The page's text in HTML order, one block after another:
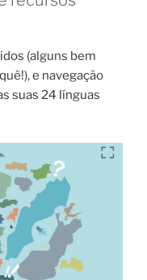
(alguns bem
e navegação
suas 24 línguas